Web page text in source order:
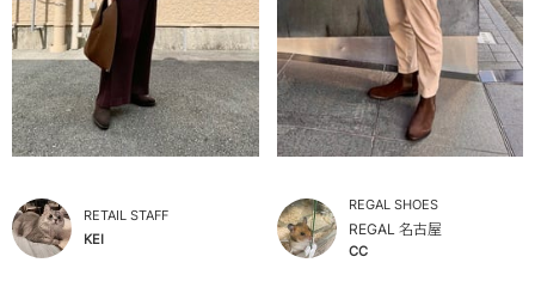
RETAIL STAFF
KEI
REGAL SHOES
REGAL 名古屋
CC